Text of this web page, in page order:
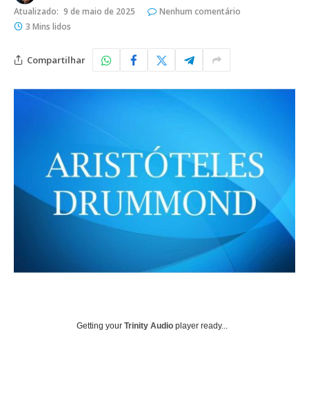
Atualizado: 9 de maio de 2025
Nenhum comentário
3 Mins lidos
Compartilhar
Getting your Trinity Audio player ready...